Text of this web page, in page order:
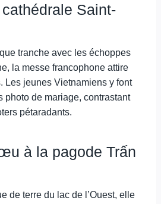
Saint-
tranche avec les échoppes
la messe francophone attire
Les jeunes Vietnamiens y font
photo de mariage, contrastant
pétaradants.
à la pagode Trấn
de terre du lac de l’Ouest, elle